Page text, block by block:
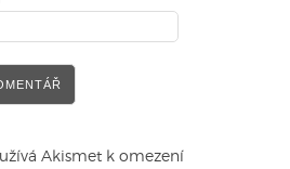
Akismet k omezení